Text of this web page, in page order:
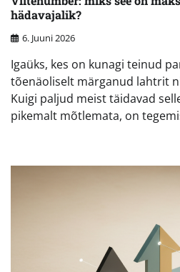
hädavajalik?
6. Juuni 2026
Igaüks, kes on kunagi teinud
tõenäoliselt märganud lahtrit
Kuigi paljud meist täidavad
pikemalt mõtlemata, on